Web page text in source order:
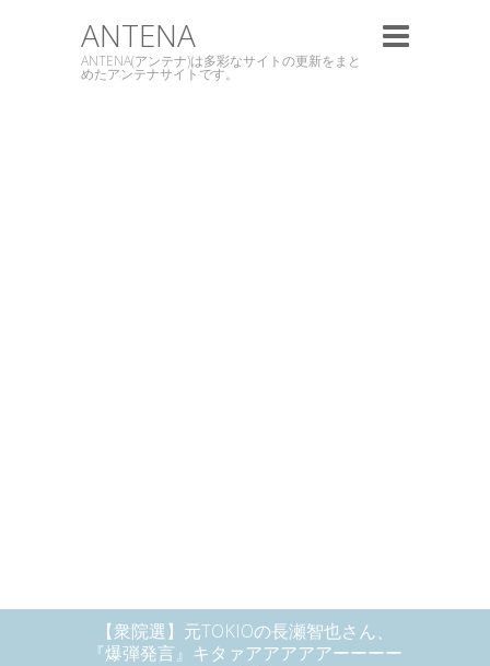
ANTENA
ANTENA(アンテナ)は多彩なサイトの更新をまと
めたアンテナサイトです。
【衆院選】元TOKIOの長瀬智也さん、
『爆弾発言』キタァアアアアアーーーー